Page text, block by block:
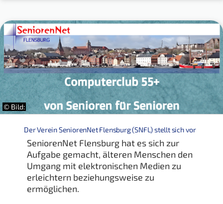
© Bild:
Der Verein SeniorenNet Flensburg (SNFL) stellt sich vor
SeniorenNet Flensburg hat es sich zur
Aufgabe gemacht, älteren Menschen den
Umgang mit elektronischen Medien zu
erleichtern beziehungsweise zu
ermöglichen.